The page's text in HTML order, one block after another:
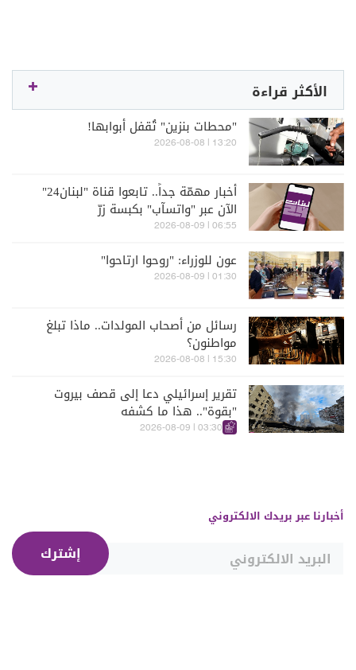
الأكثر قراءة
"محطات بنزين" تُقفل أبوابها!
13:20 | 2026-08-08
أخبار مهمّة جداً.. تابعوا قناة "لبنان24"
الآن عبر "واتسآب" بكبسة زرّ
06:55 | 2026-08-09
عون للوزراء: "روحوا ارتاحوا"
01:30 | 2026-08-09
رسائل من أصحاب المولدات.. ماذا تبلغ
مواطنون؟
15:30 | 2026-08-08
تقرير إسرائيلي دعا إلى قصف بيروت
"بقوة".. هذا ما كشفه
03:30 | 2026-08-09
أخبارنا عبر بريدك الالكتروني
إشترك